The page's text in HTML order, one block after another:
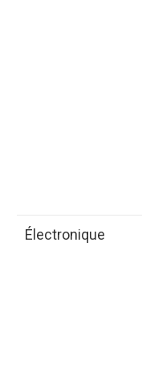
Électronique